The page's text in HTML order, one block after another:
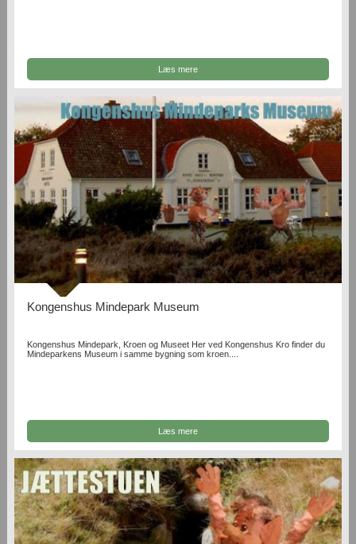
Læs mere
Kongenshus Mindepark Museum
Kongenshus Mindepark, Kroen og Museet Her ved Kongenshus Kro finder du
Mindeparkens Museum i samme bygning som kroen....
Læs mere